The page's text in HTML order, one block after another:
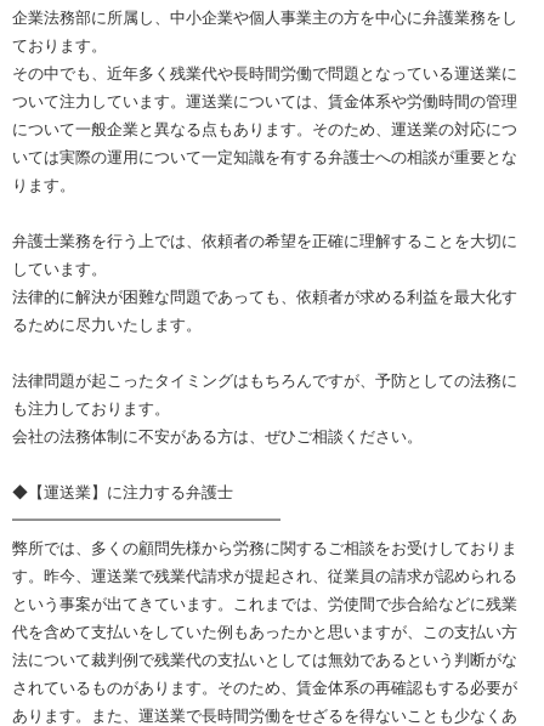
企業法務部に所属し、中小企業や個人事業主の方を中心に弁護業務をし
ております。
その中でも、近年多く残業代や長時間労働で問題となっている運送業に
ついて注力しています。運送業については、賃金体系や労働時間の管理
について一般企業と異なる点もあります。そのため、運送業の対応につ
いては実際の運用について一定知識を有する弁護士への相談が重要とな
ります。
弁護士業務を行う上では、依頼者の希望を正確に理解することを大切に
しています。
法律的に解決が困難な問題であっても、依頼者が求める利益を最大化す
るために尽力いたします。
法律問題が起こったタイミングはもちろんですが、予防としての法務に
も注力しております。
会社の法務体制に不安がある方は、ぜひご相談ください。
◆【運送業】に注力する弁護士
━━━━━━━━━━━━━━━━━
弊所では、多くの顧問先様から労務に関するご相談をお受けしておりま
す。昨今、運送業で残業代請求が提起され、従業員の請求が認められる
という事案が出てきています。これまでは、労使間で歩合給などに残業
代を含めて支払いをしていた例もあったかと思いますが、この支払い方
法について裁判例で残業代の支払いとしては無効であるという判断がな
されているものがあります。そのため、賃金体系の再確認もする必要が
あります。また、運送業で長時間労働をせざるを得ないことも少なくあ